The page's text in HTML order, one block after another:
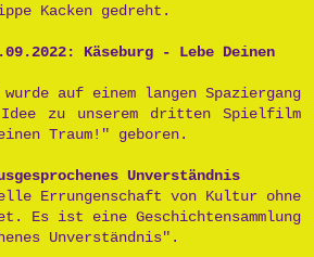
Kacken gedreht.
Käseburg - Lebe Deinen
auf einem langen Spaziergang
zu unserem dritten Spielfilm
Traum!" geboren.
Unverständnis
Errungenschaft von Kultur ohne
Es ist eine Geschichtensammlung
Unverständnis".